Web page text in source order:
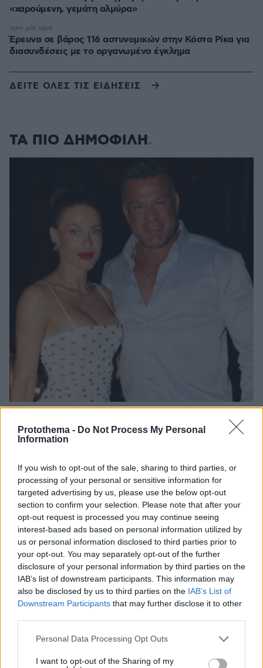
Protothema - Do Not Process My Personal
Information
If you wish to opt-out of the sale, sharing to third parties, or
processing of your personal or sensitive information for
targeted advertising by us, please use the below opt-out
section to confirm your selection. Please note that after your
opt-out request is processed you may continue seeing
interest-based ads based on personal information utilized by
us or personal information disclosed to third parties prior to
your opt-out. You may separately opt-out of the further
disclosure of your personal information by third parties on the
IAB’s list of downstream participants. This information may
also be disclosed by us to third parties on the IAB’s List of
Downstream Participants that may further disclose it to other
Please note that this website/app uses one or more Google
not limited to your visit or usage behaviour. You may click to
Personal Data Processing Opt Outs
I want to opt-out of the Sharing of my
«χαρούμενη, γεμάτη αλμύρα»
Έρευνα σε βάρος 116 αστυνομικών στην Κόστα Ρίκα για
διασυνδέσεις με το οργανωμένο έγκλημα
πριν μία ώρα
ΔΕΙΤΕ ΟΛΕΣ ΤΙΣ ΕΙΔΗΣΕΙΣ
ΤΑ ΠΙΟ ΔΗΜΟΦΙΛΗ
Η εξομολόγηση της συζύγου του Κώστα Σόμμερ:
Ανησυχώ μήπως ξεχάσει πόσο πολύ τον